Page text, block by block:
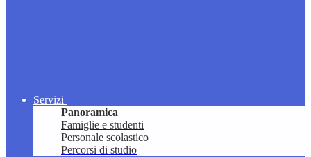
Servizi
Panoramica
Famiglie e studenti
Personale scolastico
Percorsi di studio